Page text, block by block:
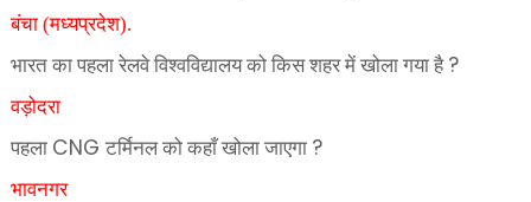
बंचा (मध्यप्रदेश).
भारत का पहला रेलवे विश्वविद्यालय को किस शहर में खोला गया है ?
वड़ोदरा
पहला CNG टर्मिनल को कहाँ खोला जाएगा ?
भावनगर